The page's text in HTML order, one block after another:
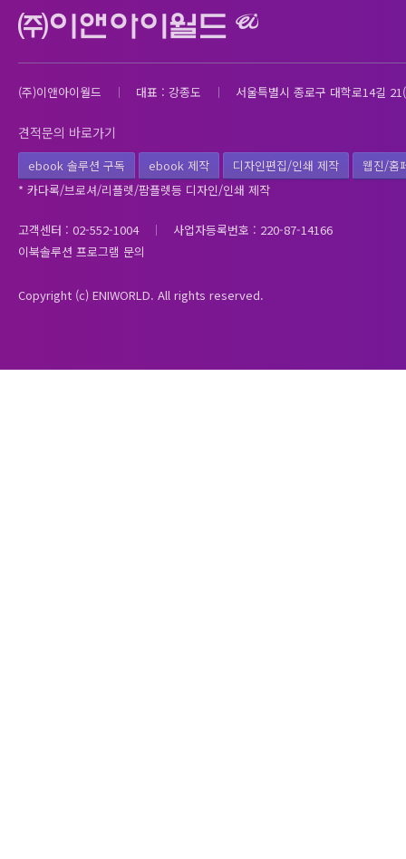
(주)이앤아이월드 대표 : 강종도 서울특별시 종로구 대학로14길
견적문의 바로가기
ebook 솔루션 구독 ebook 제작 디자인편집/인쇄 제작
웹진/홈
* 카다록/브로셔/리플렛/팜플렛등 디자인/인쇄 제작
고객센터 : 02-552-1004
사업자등록번호 : 220-87-14166
이북솔루션 프로그램 문의
Copyright (c) ENIWORLD. All rights reserved.